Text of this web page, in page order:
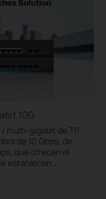
10G
multi-gigabit de TP-
de 10 Gbps, de
que ofrecen el
establecen
y otros